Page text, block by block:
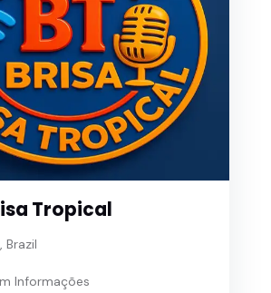
Tropical
Brazil
Informações